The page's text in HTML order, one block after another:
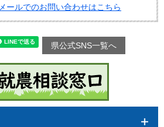
メールでのお問い合わせはこちら
県公式SNS一覧へ